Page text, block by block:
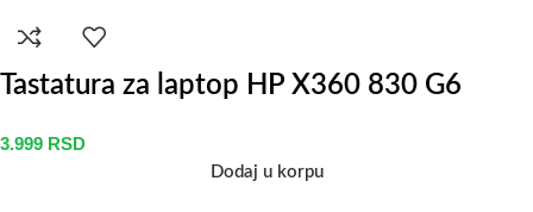
Tastatura za laptop HP X360 830 G6
3.999 RSD
Dodaj u korpu